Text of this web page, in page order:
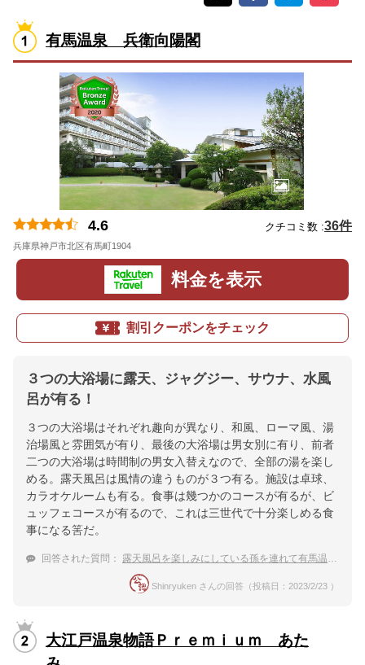
有馬温泉 兵衛向陽閣
4.6 クチコミ数 :36件
兵庫県神戸市北区有馬町1904
料金を表示
割引クーポンをチェック
３つの大浴場に露天、ジャグジー、サウナ、水風
呂が有る！
３つの大浴場はそれぞれ趣向が異なり、和風、ローマ風、湯
治場風と雰囲気が有り、最後の大浴場は男女別に有り、前者
二つの大浴場は時間制の男女入替えなので、全部の湯を楽し
める。露天風呂は風情の違うものが３つ有る。施設は卓球、
カラオケルームも有る。食事は幾つかのコースが有るが、ビ
ュッフェコースが有るので、これは三世代で十分楽しめる食
事になる筈だ。
回答された質問： 露天風呂を楽しみにしている孫を連れて有馬温泉に行きます。おすすめの宿を教えて下さい。
Shinryuken さんの回答（投稿日：2023/2/23 ）
大江戸温泉物語Ｐｒｅｍｉｕｍ あた